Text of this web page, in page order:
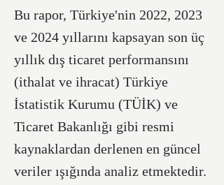
Bu rapor, Türkiye'nin 2022, 2023
ve 2024 yıllarını kapsayan son üç
yıllık dış ticaret performansını
(ithalat ve ihracat) Türkiye
İstatistik Kurumu (TÜİK) ve
Ticaret Bakanlığı gibi resmi
kaynaklardan derlenen en güncel
veriler ışığında analiz etmektedir.